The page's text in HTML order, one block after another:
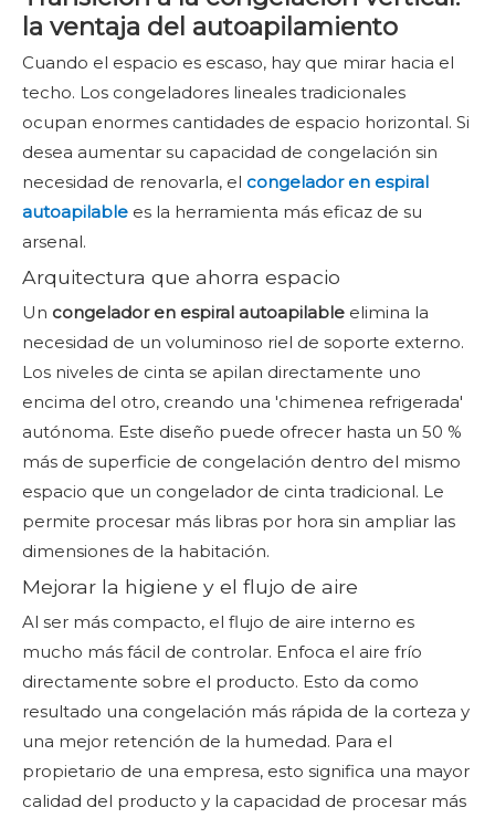
la ventaja del autoapilamiento
Cuando el espacio es escaso, hay que mirar hacia el
techo. Los congeladores lineales tradicionales
ocupan enormes cantidades de espacio horizontal. Si
desea aumentar su capacidad de congelación sin
necesidad de renovarla, el congelador en espiral
autoapilable es la herramienta más eficaz de su
arsenal.
Arquitectura que ahorra espacio
Un congelador en espiral autoapilable elimina la
necesidad de un voluminoso riel de soporte externo.
Los niveles de cinta se apilan directamente uno
encima del otro, creando una 'chimenea refrigerada'
autónoma. Este diseño puede ofrecer hasta un 50 %
más de superficie de congelación dentro del mismo
espacio que un congelador de cinta tradicional. Le
permite procesar más libras por hora sin ampliar las
dimensiones de la habitación.
Mejorar la higiene y el flujo de aire
Al ser más compacto, el flujo de aire interno es
mucho más fácil de controlar. Enfoca el aire frío
directamente sobre el producto. Esto da como
resultado una congelación más rápida de la corteza y
una mejor retención de la humedad. Para el
propietario de una empresa, esto significa una mayor
calidad del producto y la capacidad de procesar más